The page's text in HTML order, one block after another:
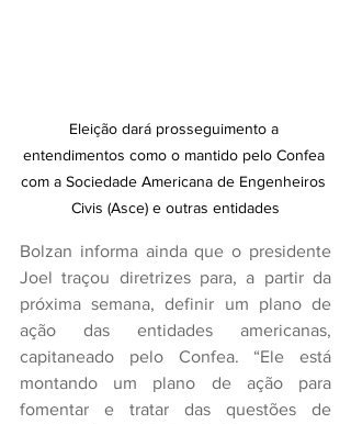
Eleição dará prosseguimento a
entendimentos como o mantido pelo Confea
com a Sociedade Americana de Engenheiros
Civis (Asce) e outras entidades
Bolzan informa ainda que o presidente
Joel traçou diretrizes para, a partir da
próxima semana, definir um plano de
ação das entidades americanas,
capitaneado pelo Confea. “Ele está
montando um plano de ação para
fomentar e tratar das questões de